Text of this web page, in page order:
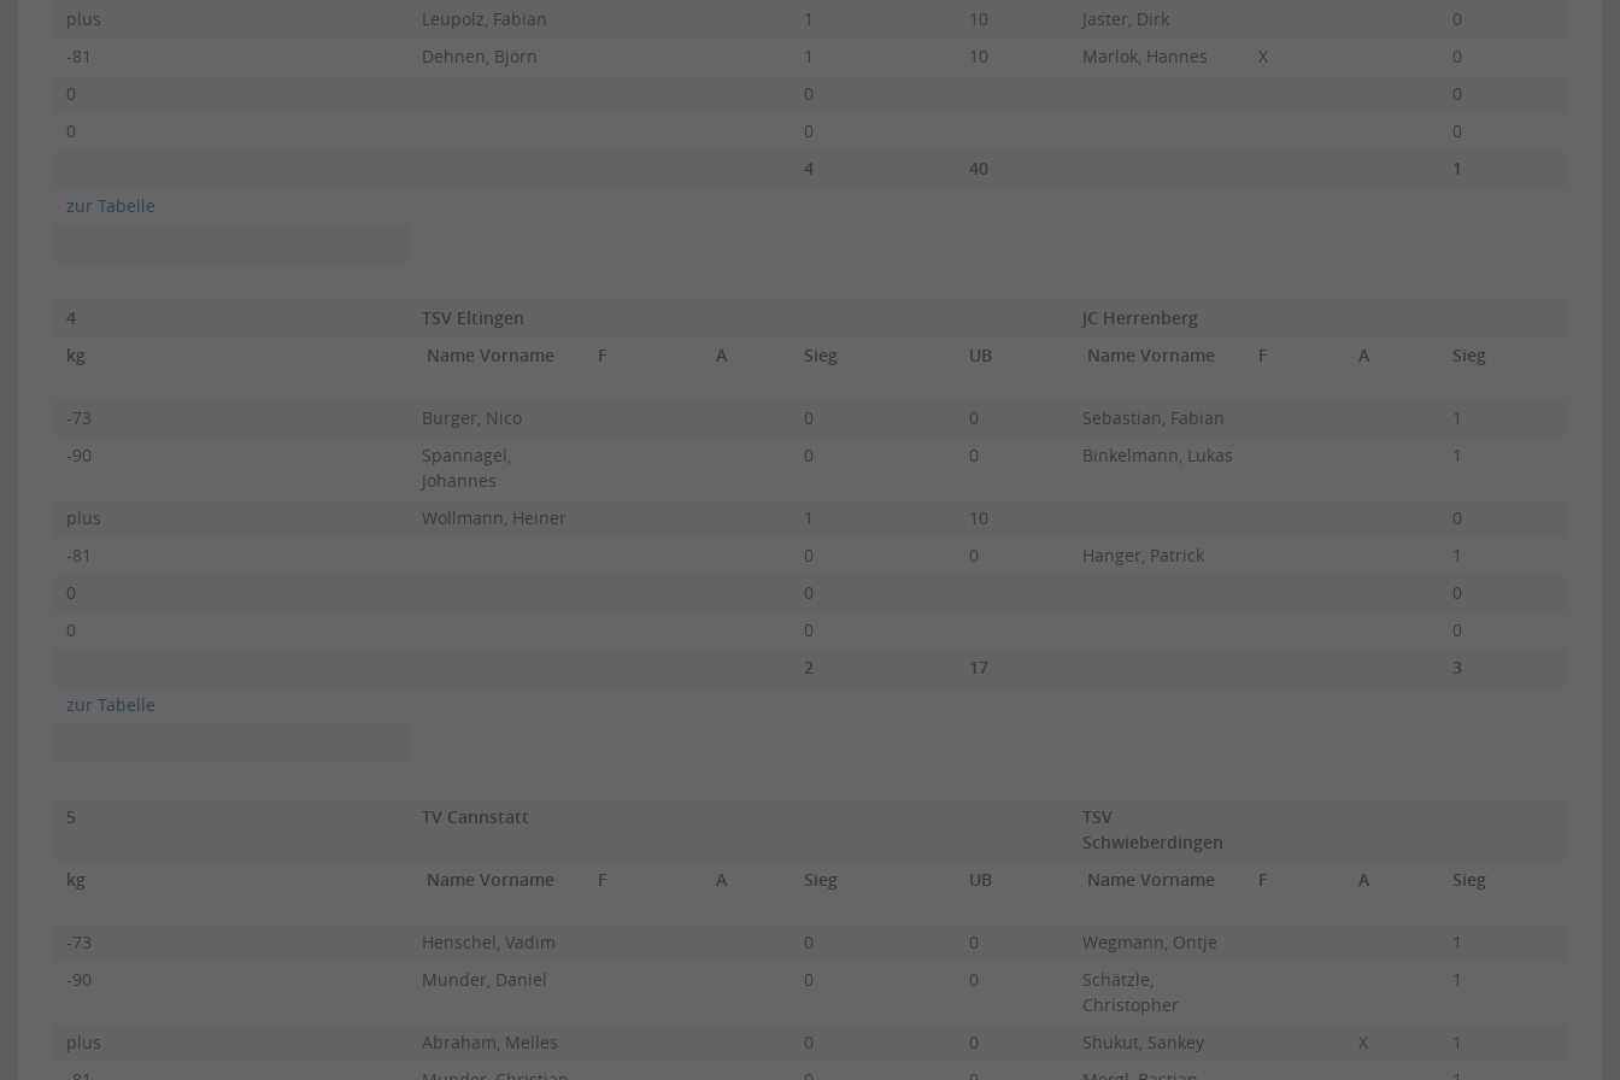
plus
Leupolz, Fabian 1 10 Jaster, Dirk 0
-81
Dehnen, Björn 1 10 Marlok, Hannes X 0
0
0
0
0
0
0
4
40 1
zur Tabelle
4 TSV Eltingen
JC Herrenberg
kg
Name Vorname F A Sieg UB Name Vorname F A Sieg
-73 Burger, Nico 0 0 Sebastian, Fabian 1
-90
Spannagel,
Johannes
0 0 Binkelmann, Lukas 1
plus Wollmann, Heiner 1 10 0
-81
0 0 Hanger, Patrick 1
0
0
0
0
0
0
2
17 3
zur Tabelle
5 TV Cannstatt
TSV
Schwieberdingen
kg
Name Vorname F A Sieg UB Name Vorname F A Sieg
-73 Henschel, Vadim 0 0 Wegmann, Ontje 1
-90
Munder, Daniel 0 0
Schätzle,
Christopher
1
plus Abraham, Melles 0 0 Shukut, Sankey X 1